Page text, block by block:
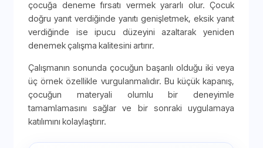
çocuğa deneme fırsatı vermek yararlı olur. Çocuk
doğru yanıt verdiğinde yanıtı genişletmek, eksik yanıt
verdiğinde ise ipucu düzeyini azaltarak yeniden
denemek çalışma kalitesini artırır.
Çalışmanın sonunda çocuğun başarılı olduğu iki veya
üç örnek özellikle vurgulanmalıdır. Bu küçük kapanış,
çocuğun materyali olumlu bir deneyimle
tamamlamasını sağlar ve bir sonraki uygulamaya
katılımını kolaylaştırır.